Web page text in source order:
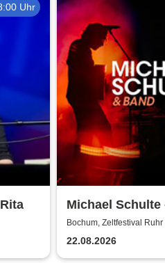
Uhr
Michael Schulte
Töne,
2026
Bochum, Zeltfestival Ruhr
22.08.2026